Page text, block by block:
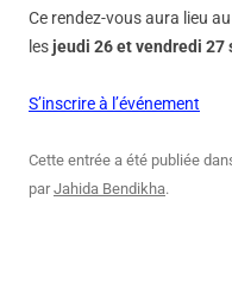
Ce rendez-vous aura lieu
lesjeudi 26 et vendredi 27
S’inscrire à l’événement
Cette entrée a été publiée
parJahida Bendikha.